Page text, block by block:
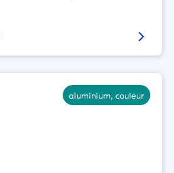
aluminium, couleur